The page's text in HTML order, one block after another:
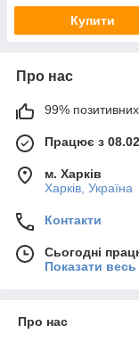
Купити
Про нас
99% позитивних
Працює з
м. Харків
Харків, Україна
Контакти
Сьогодні
Показати
Про нас